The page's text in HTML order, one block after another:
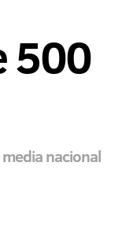
500
nacional